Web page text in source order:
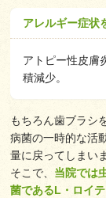
アレルギー症状
アトピー性皮膚
積減少。
もちろん歯ブラシ
病菌の一時的な活
量に戻ってしまい
そこで、 当院では
菌であるL・ロイ